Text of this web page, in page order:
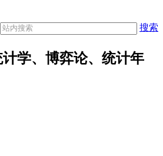
搜索
学、博弈论、统计年